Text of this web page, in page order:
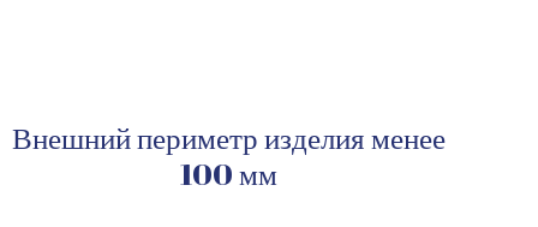
Внешний периметр изделия менее
100 мм